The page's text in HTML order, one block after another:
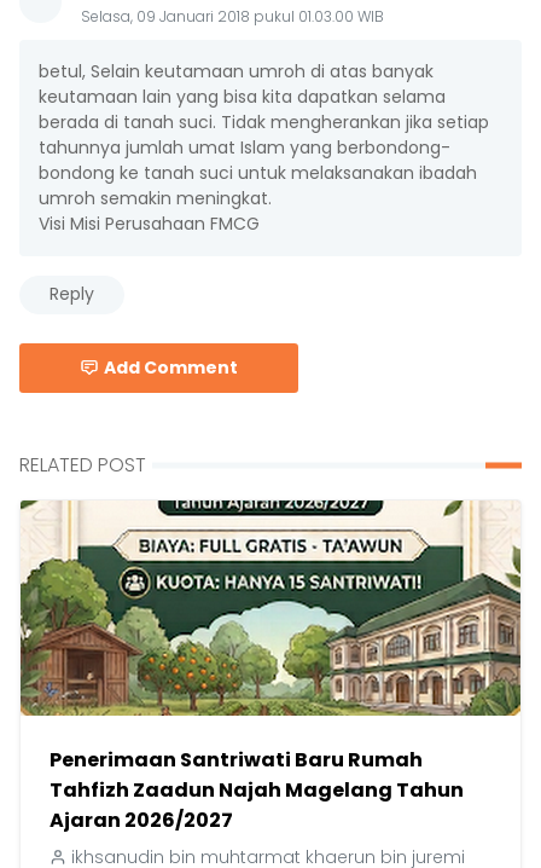
Selasa, 09 Januari 2018 pukul 01.03.00 WIB
betul, Selain keutamaan umroh di atas banyak
keutamaan lain yang bisa kita dapatkan selama
berada di tanah suci. Tidak mengherankan jika setiap
tahunnya jumlah umat Islam yang berbondong-
bondong ke tanah suci untuk melaksanakan ibadah
umroh semakin meningkat.
Visi Misi Perusahaan FMCG
Reply
Add Comment
RELATED POST
Penerimaan Santriwati Baru Rumah
Tahfizh Zaadun Najah Magelang Tahun
Ajaran 2026/2027
ikhsanudin bin muhtarmat khaerun bin juremi